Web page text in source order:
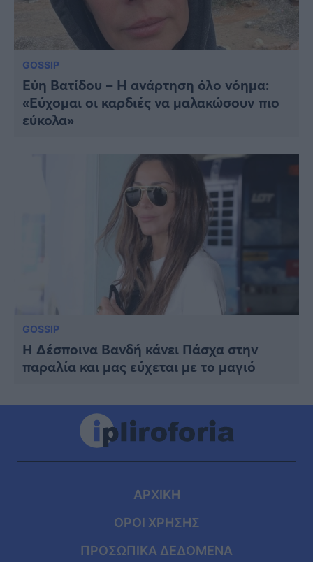
GOSSIP
Εύη Βατίδου – Η ανάρτηση όλο νόημα:
«Εύχομαι οι καρδιές να μαλακώσουν πιο
εύκολα»
GOSSIP
Η Δέσποινα Βανδή κάνει Πάσχα στην
παραλία και μας εύχεται με το μαγιό
ΑΡΧΙΚΗ
ΟΡΟΙ ΧΡΗΣΗΣ
ΠΡΟΣΩΠΙΚΑ ΔΕΔΟΜΕΝΑ